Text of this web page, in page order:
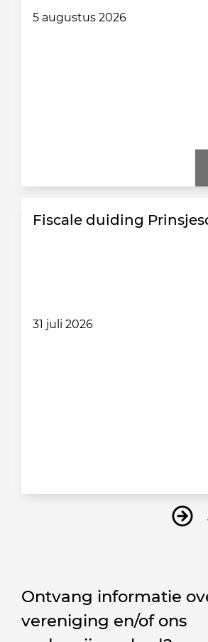
5 augustus 2026
Fiscale duiding
31 juli 2026
Ontvang informatie
vereniging en/of ons